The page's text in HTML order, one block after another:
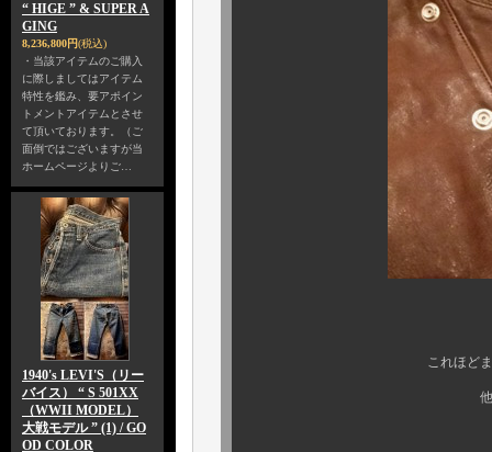
“ HIGE ” & SUPER A
GING
8,236,800円(税込)
・当該アイテムのご購入
に際しましてはアイテム
特性を鑑み、要アポイン
トメントアイテムとさせ
て頂いております。（ご
面倒ではございますが当
ホームページよりご…
1940's LEVI'S（リー
バイス） “ S 501XX
（WWII MODEL）
大戦モデル ” (1) / GO
OD COLOR
これほどまでに 拘った、
他に、そうないと